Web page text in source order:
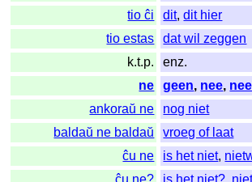
tio ĉi
dit,dit hier
tio estas
dat wil zeggen
k.t.p.
enz.
ne
geen, nee,
ankoraŭ ne
nog niet
baldaŭ ne baldaŭ
vroeg of laat
ĉu ne
is het niet,